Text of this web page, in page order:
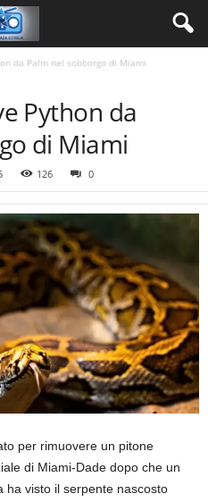
da Palm nel sobborgo di Miami
Python da
di Miami
126 0
per rimuovere un pitone
di Miami-Dade dopo che un
ha visto il serpente nascosto